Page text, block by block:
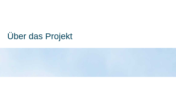
Über das Projekt